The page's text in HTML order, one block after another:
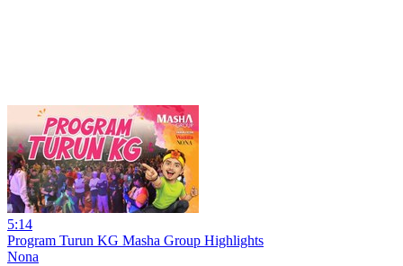
5:14
Program Turun KG Masha Group Highlights
Nona